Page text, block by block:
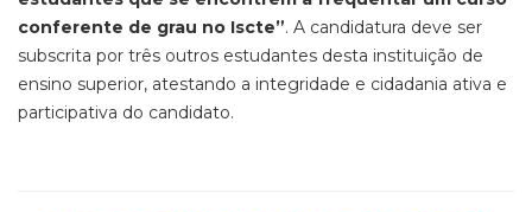
conferente de grau no Iscte”. A candidatura deve ser
subscrita por três outros estudantes desta instituição de
ensino superior, atestando a integridade e cidadania ativa e
participativa do candidato.